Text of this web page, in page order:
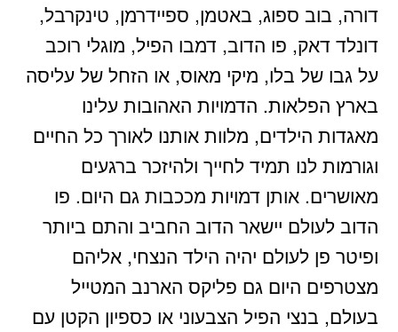
דורה, בוב ספוג, באטמן, ספיידרמן, טינקרבל,
דונלד דאק, פו הדוב, דמבו הפיל, מוגלי רוכב
על גבו של בלו, מיקי מאוס, או הזחל של עליסה
בארץ הפלאות. הדמויות האהובות עלינו
מאגדות הילדים, מלוות אותנו לאורך כל החיים
וגורמות לנו תמיד לחייך ולהיזכר ברגעים
מאושרים. אותן דמויות מככבות גם היום. פו
הדוב לעולם יישאר הדוב החביב והתם ביותר
ופיטר פן לעולם יהיה הילד הנצחי, אליהם
מצטרפים היום גם פליקס הארנב המטייל
בעולם, בנצי הפיל הצבעוני או כספיון הקטן עם